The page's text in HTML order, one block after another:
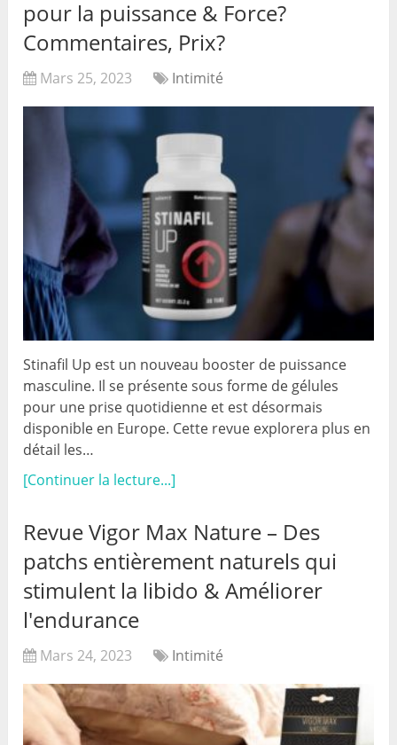
pour la puissance & Force?
Commentaires, Prix?
Mars 25, 2023 Intimité
Stinafil Up est un nouveau booster de puissance
masculine. Il se présente sous forme de gélules
pour une prise quotidienne et est désormais
disponible en Europe. Cette revue explorera plus en
détail les…
[Continuer la lecture...]
Revue Vigor Max Nature – Des
patchs entièrement naturels qui
stimulent la libido & Améliorer
l'endurance
Mars 24, 2023 Intimité